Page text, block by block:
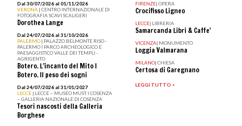
Dal 30/07/2026 al 01/11/2026
VERONA | CENTRO INTERNAZIONALE DI
FOTOGRAFIA SCAVI SCALIGERI
Dorothea Lange
Dal 24/07/2026 al 31/10/2026
PALERMO | PALAZZO BELMONTE RISO -
PALERMO I PARCO ARCHEOLOGICO E
PAESAGGISTICO VALLE DEI TEMPLI -
AGRIGENTO
Botero. L’incanto del Mito I
Botero. Il peso dei sogni
Dal 24/07/2026 al 31/01/2027
LECCE | LECCE – MUSEO MUST I COSENZA
– GALLERIA NAZIONALE DI COSENZA
Tesori nascosti della Galleria
Borghese
FIRENZE| OPERA
Crocifisso Ligneo
LECCE| LIBRERIA
Samarcanda Libri & Caffe'
VICENZA| MONUMENTO
Loggia Valmarana
MILANO| CHIESA
Certosa di Garegnano
LEGGI TUTTO >